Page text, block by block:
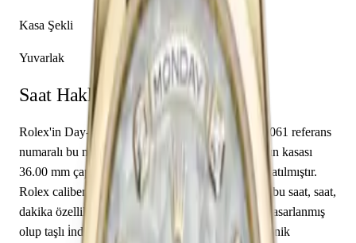
Kasa Şekli
Yuvarlak
Saat Hakkında
Rolex'in Day-Date 36 koleksiyonundan 118208-0061 referans
numaralı bu model, seçkin bir kol saatidir. Sarı Altın kasası
36.00 mm çapında tasarlanmış ve safir cam ile donatılmıştır.
Rolex caliber 3155 mekanizma ile donatılmış olan bu saat, saat,
dakika özelliklerine sahiptir. Kadran beyaz renkte tasarlanmış
olup taşlı i̇ndeksler indekslerle tamamlanmıştır. Teknik